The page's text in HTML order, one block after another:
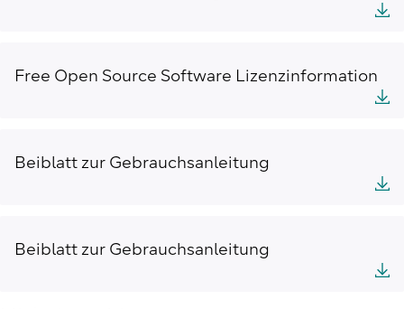
Free Open Source Software Lizenzinformation
Beiblatt zur Gebrauchsanleitung
Beiblatt zur Gebrauchsanleitung